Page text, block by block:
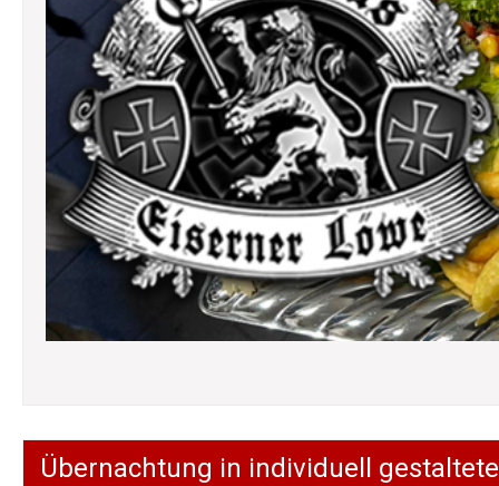
Übernachtung in individuell